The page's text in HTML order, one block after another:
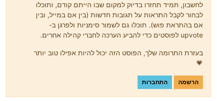
לחשבון, תמיד תחזרו בדיוק למקום שבו הייתם קודם, ותוכלו
לבחור לקבל התראות על תגובות חדשות (בין אם במייל, ובין
אם בהתראת פוש). תוכלו גם לשמור סימניות ולפרגן ב-
upvote לפוסטים כדי להביע הערכה לחברי קהילה אחרים.
בעזרת התרומה שלך, הפוסט הזה יכול להיות אפילו טוב יותר
💗
הרשמה התחברות